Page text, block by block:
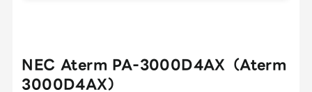
NEC Aterm PA-3000D4AX（Aterm
3000D4AX）